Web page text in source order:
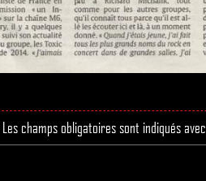
Les champs obligatoires sont indiqués avec